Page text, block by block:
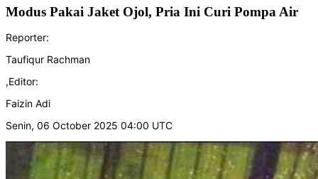
Modus Pakai Jaket Ojol, Pria Ini Curi Pompa Air
Reporter:
Taufiqur Rachman
,Editor:
Faizin Adi
Senin, 06 October 2025 04:00 UTC